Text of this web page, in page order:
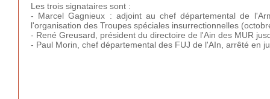
Les trois signataires sont :
- Marcel Gagnieux : adjoint au chef départemental de
l'organisation des Troupes spéciales insurrectionnelles
- René Greusard, président du directoire de l'Ain des MUR
- Paul Morin, chef départemental des FUJ de l'AIn, arrêté en